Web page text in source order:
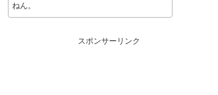
ねん。
スポンサーリンク